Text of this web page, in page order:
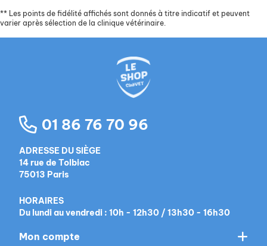
** Les points de fidélité affichés sont donnés à titre indicatif et peuvent
varier après sélection de la clinique vétérinaire.
01 86 76 70 96
ADRESSE DU SIÈGE
14 rue de Tolbiac
75013 Paris
HORAIRES
Du lundi au vendredi : 10h - 12h30 / 13h30 - 16h30
Mon compte